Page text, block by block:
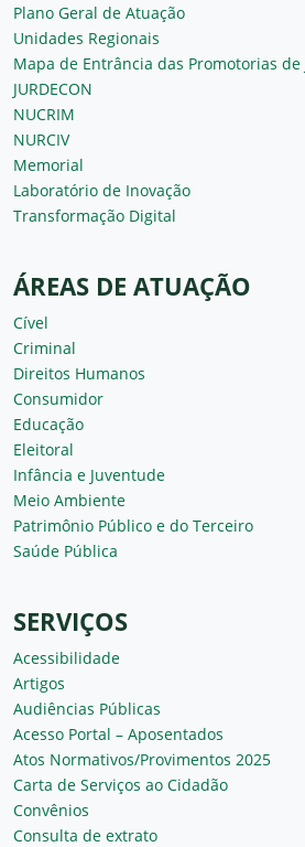
Plano Geral de Atuação
Unidades Regionais
Mapa de Entrância das Promotorias de
JURDECON
NUCRIM
NURCIV
Memorial
Laboratório de Inovação
Transformação Digital
ÁREAS DE ATUAÇÃO
Cível
Criminal
Direitos Humanos
Consumidor
Educação
Eleitoral
Infância e Juventude
Meio Ambiente
Patrimônio Público e do Terceiro
Saúde Pública
SERVIÇOS
Acessibilidade
Artigos
Audiências Públicas
Acesso Portal – Aposentados
Atos Normativos/Provimentos 2025
Carta de Serviços ao Cidadão
Convênios
Consulta de extrato